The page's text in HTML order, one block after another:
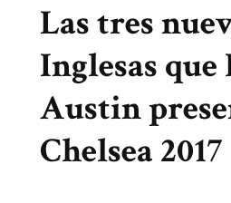
Las tres
Inglesas
Austin
Chelsea 2017